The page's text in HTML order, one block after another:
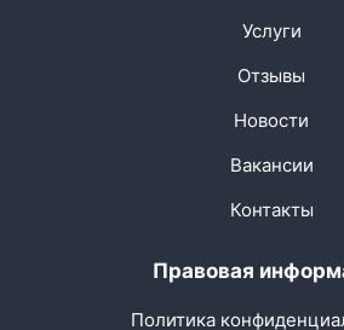
Услуги
Отзывы
Новости
Вакансии
Контакты
Правовая
Политика